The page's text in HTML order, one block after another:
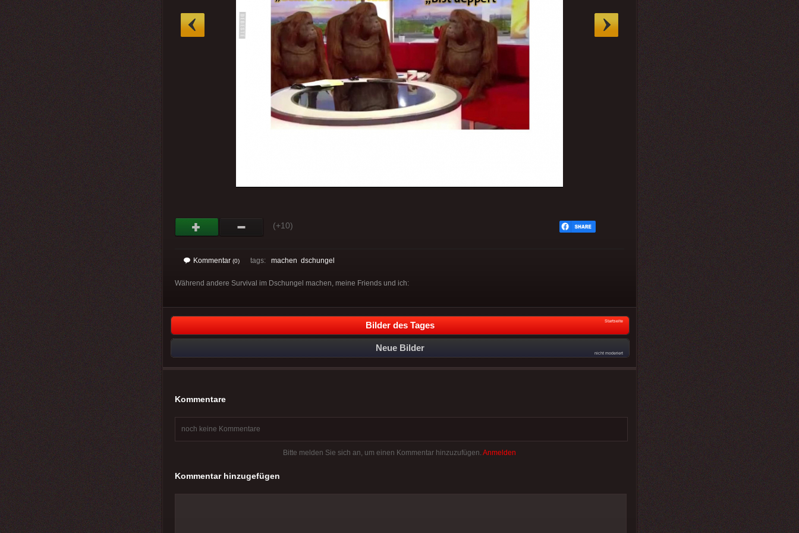
(+10)
Kommentar (0) tags: machen dschungel
Während andere Survival im Dschungel machen, meine Friends und ich:
Bilder des Tages Startseite
Neue Bilder
nicht moderiert
Kommentare
noch keine Kommentare
Bitte melden Sie sich an, um einen Kommentar hinzuzufügen. Anmelden
Kommentar hinzugefügen